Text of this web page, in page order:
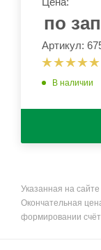
по
Артикул:
В наличии
Указанная на
Окончательная
формировании